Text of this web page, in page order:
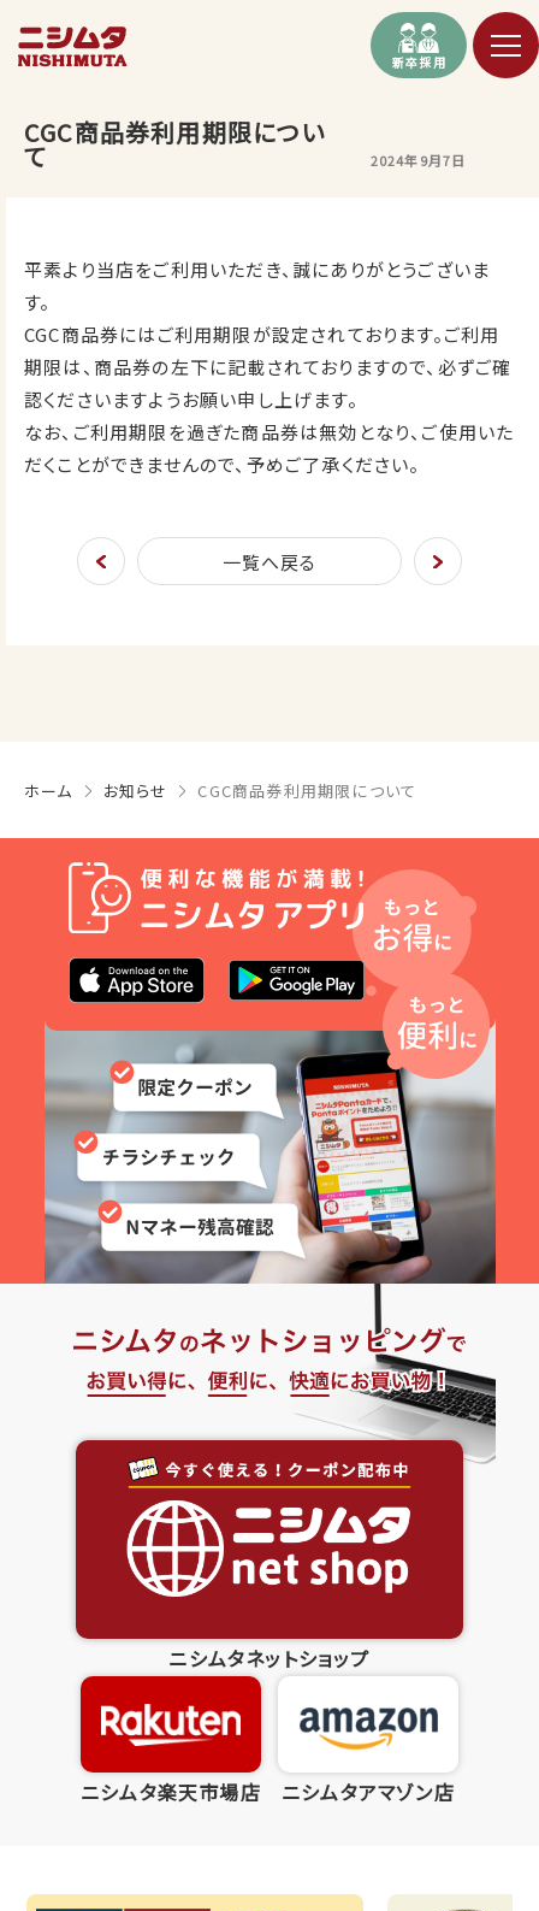
新卒採用
CGC商品券利用期限につい
て 2024年9月7日
平素より当店をご利用いただき、誠にありがとうございま
す。
CGC商品券にはご利用期限が設定されております。ご利用
期限は、商品券の左下に記載されておりますので、必ずご確
認くださいますようお願い申し上げます。
なお、ご利用期限を過ぎた商品券は無効となり、ご使用いた
だくことができませんので、予めご了承ください。
一覧へ戻る
ホーム お知らせ CGC商品券利用期限について
ニシムタネットショップ
ニシムタ楽天市場店 ニシムタアマゾン店